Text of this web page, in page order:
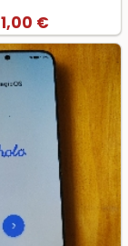
1,00 €